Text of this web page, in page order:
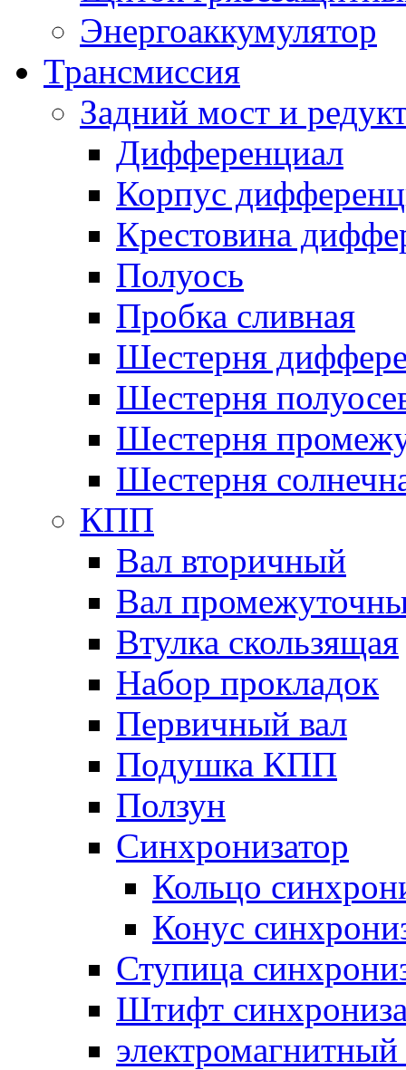
Энергоаккумулятор
Трансмиссия
Задний мост и
Дифференциал
Корпус
Крестовина
Полуось
Пробка сливная
Шестерня
Шестерня
Шестерня
Шестерня
КПП
Вал вторичный
Вал
Втулка скользящая
Набор прокладок
Первичный вал
Подушка КПП
Ползун
Синхронизатор
Кольцо
Конус
Ступица
Штифт
электромагнитный